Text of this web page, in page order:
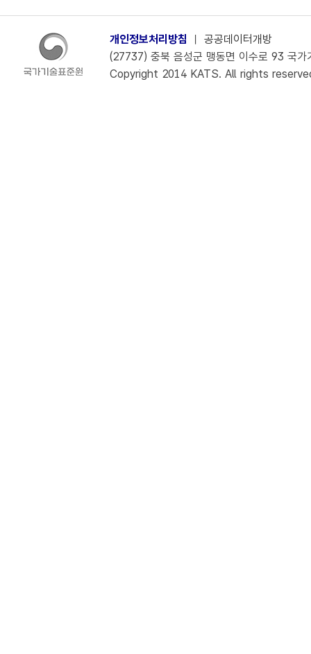
개인정보처리방침 ㅣ 공공데이터개방
(27737) 충북 음성군 맹동면 이수로 93 국
Copyright 2014 KATS. All rights